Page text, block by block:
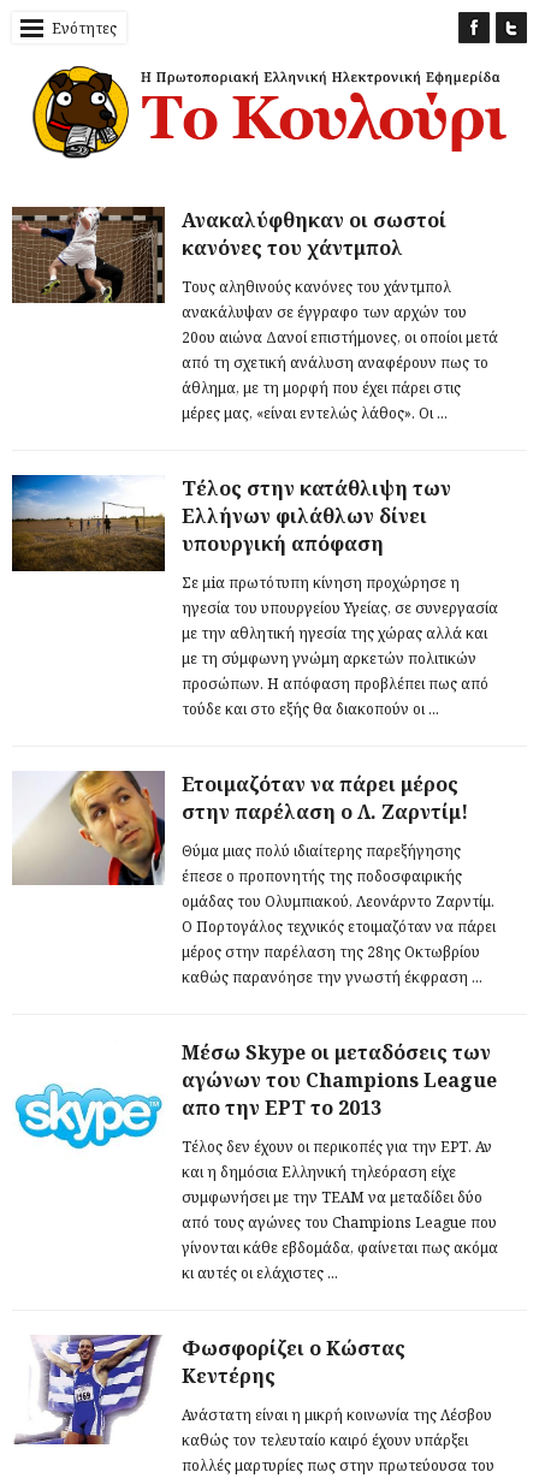
Ενότητες
Ανακαλύφθηκαν οι σωστοί
κανόνες του χάντμπολ
Τους αληθινούς κανόνες του χάντμπολ
ανακάλυψαν σε έγγραφο των αρχών του
20oυ αιώνα Δανοί επιστήμονες, οι οποίοι μετά
από τη σχετική ανάλυση αναφέρουν πως το
άθλημα, με τη μορφή που έχει πάρει στις
μέρες μας, «είναι εντελώς λάθος». Οι ...
Τέλος στην κατάθλιψη των
Ελλήνων φιλάθλων δίνει
υπουργική απόφαση
Σε μiα πρωτότυπη κίνηση προχώρησε η
ηγεσία του υπουργείου Υγείας, σε συνεργασία
με την αθλητική ηγεσία της χώρας αλλά και
με τη σύμφωνη γνώμη αρκετών πολιτικών
προσώπων. Η απόφαση προβλέπει πως από
τούδε και στο εξής θα διακοπούν οι ...
Ετοιμαζόταν να πάρει μέρος
στην παρέλαση ο Λ. Ζαρντίμ!
Θύμα μιας πολύ ιδιαίτερης παρεξήγησης
έπεσε ο προπονητής της ποδοσφαιρικής
ομάδας του Ολυμπιακού, Λεονάρντο Ζαρντίμ.
Ο Πορτογάλος τεχνικός ετοιμαζόταν να πάρει
μέρος στην παρέλαση της 28ης Οκτωβρίου
καθώς παρανόησε την γνωστή έκφραση ...
Μέσω Skype οι μεταδόσεις των
αγώνων του Champions League
απο την ΕΡΤ το 2013
Τέλος δεν έχουν οι περικοπές για την ΕΡΤ. Αν
και η δημόσια Ελληνική τηλεόραση είχε
συμφωνήσει με την TEAM να μεταδίδει δύο
από τους αγώνες του Champions League που
γίνονται κάθε εβδομάδα, φαίνεται πως ακόμα
κι αυτές οι ελάχιστες ...
Φωσφορίζει ο Κώστας
Κεντέρης
Ανάστατη είναι η μικρή κοινωνία της Λέσβου
καθώς τον τελευταίο καιρό έχουν υπάρξει
πολλές μαρτυρίες πως στην πρωτεύουσα του